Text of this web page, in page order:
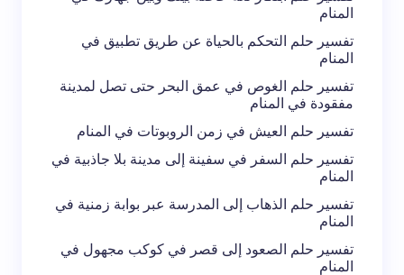
المنام
تفسير حلم التحكم بالحياة عن طريق تطبيق في
المنام
تفسير حلم الغوص في عمق البحر حتى تصل لمدينة
مفقودة في المنام
تفسير حلم العيش في زمن الروبوتات في المنام
تفسير حلم السفر في سفينة إلى مدينة بلا جاذبية في
المنام
تفسير حلم الذهاب إلى المدرسة عبر بوابة زمنية في
المنام
تفسير حلم الصعود إلى قصر في كوكب مجهول في
المنام